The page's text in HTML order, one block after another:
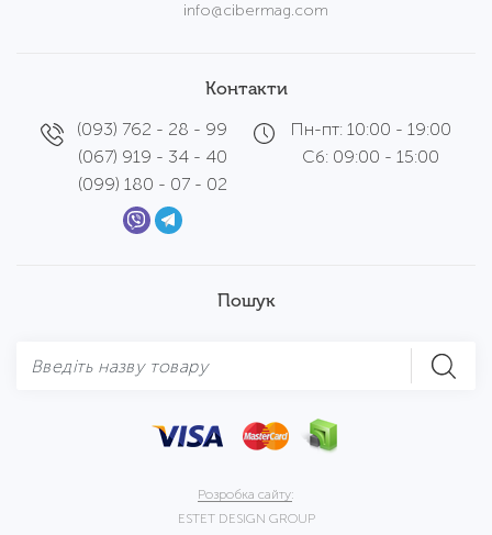
info@cibermag.com
Контакти
(093) 762 - 28 - 99
(067) 919 - 34 - 40
(099) 180 - 07 - 02
Пн-пт: 10:00 - 19:00
Сб: 09:00 - 15:00
Пошук
Розробка сайту:
ESTET DESIGN GROUP